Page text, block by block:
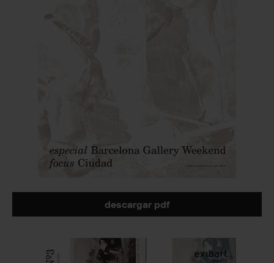
descargar pdf